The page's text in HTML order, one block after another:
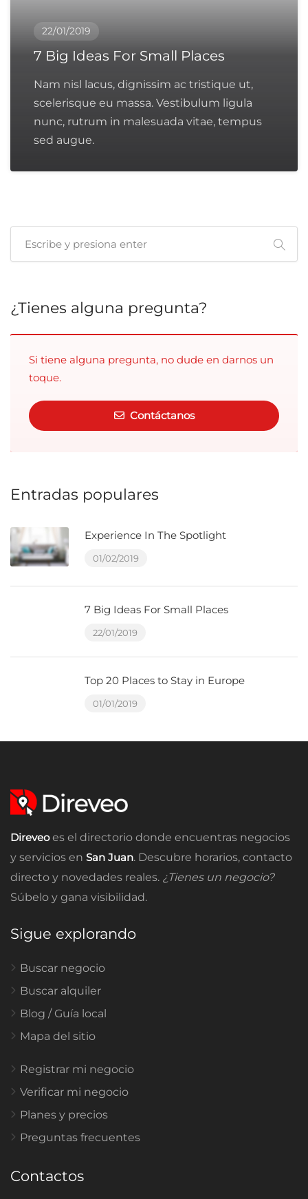
22/01/2019
7 Big Ideas For Small Places
Nam nisl lacus, dignissim ac tristique ut,
scelerisque eu massa. Vestibulum ligula
nunc, rutrum in malesuada vitae, tempus
sed augue.
¿Tienes alguna pregunta?
Si tiene alguna pregunta, no dude en darnos un
toque.
Contáctanos
Entradas populares
Experience In The Spotlight
01/02/2019
7 Big Ideas For Small Places
22/01/2019
Top 20 Places to Stay in Europe
01/01/2019
Direveoes el directorio donde encuentras negocios
y servicios en San Juan. Descubre horarios, contacto
directo y novedades reales. ¿Tienes un negocio?
Súbelo y gana visibilidad.
Sigue explorando
Buscar negocio
Buscar alquiler
Blog / Guía local
Mapa del sitio
Registrar mi negocio
Verificar mi negocio
Planes y precios
Preguntas frecuentes
Contactos